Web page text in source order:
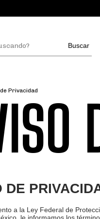
Buscar
Privacidad
DE
a la Ley Federal de
le informamos los